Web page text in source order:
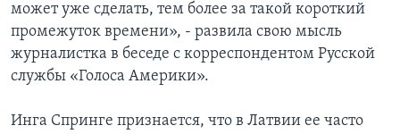
может уже сделать, тем более за такой короткий
промежуток времени», - развила свою мысль
журналистка в беседе с корреспондентом Русской
службы «Голоса Америки».
Инга Спринге признается, что в Латвии ее часто